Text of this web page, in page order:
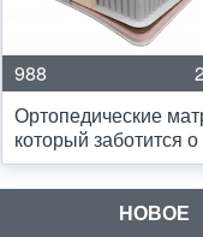
988
Ортопедические
который заботится
НОВОЕ